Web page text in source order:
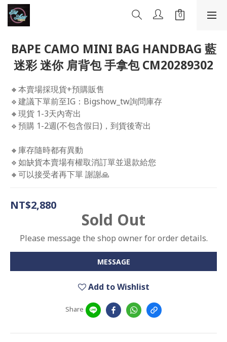
BAPE CAMO MINI BAG HANDBAG 藍
迷彩 迷你 肩背包 手拿包 CM20289302
🔸本賣場採現貨+預購販售
🔹建議下單前至IG：Bigshow_tw詢問庫存
🔸現貨 1-3天內寄出
🔹預購 1-2週(不包含假日)，到貨後寄出
🔸庫存隨時都有異動
🔹如缺貨本賣場有權取消訂單並退款給您
🔸可以接受者再下單 謝謝🙏
NT$2,880
Sold Out
Please message the shop owner for order details.
MESSAGE
Add to Wishlist
Share